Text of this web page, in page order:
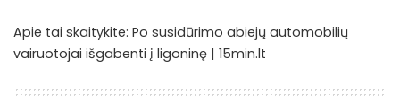
Apie tai skaitykite: Po susidūrimo abiejų automobilių
vairuotojai išgabenti į ligoninę | 15min.lt